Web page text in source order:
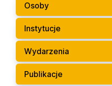
Osoby
Instytucje
Wydarzenia
Publikacje